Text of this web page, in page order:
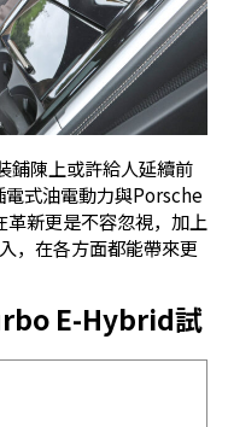
鋪陳上或許給人延續前
式油電動力與Porsche
新更是不容忽視，加上
，在各方面都能帶來更
E-Hybrid試